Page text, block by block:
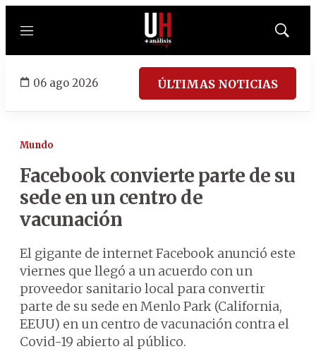
Menú
Mostrar
06 ago 2026 ÚLTIMAS NOTICIAS
Mundo
Facebook convierte parte de su
sede en un centro de
vacunación
El gigante de internet Facebook anunció este
viernes que llegó a un acuerdo con un
proveedor sanitario local para convertir
parte de su sede en Menlo Park (California,
EEUU) en un centro de vacunación contra el
Covid-19 abierto al público.